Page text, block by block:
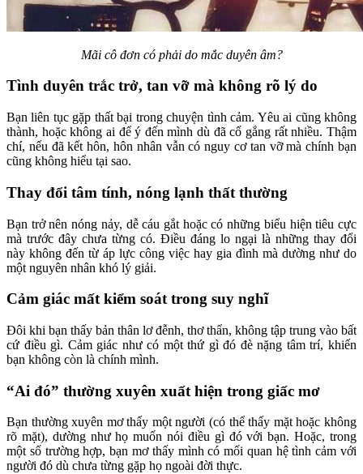
Mãi cô đơn có phải do mắc duyên âm?
Tình duyên trắc trở, tan vỡ mà không rõ lý do
Bạn liên tục gặp thất bại trong chuyện tình cảm. Yêu ai cũng không
thành, hoặc không ai để ý đến mình dù đã cố gắng rất nhiều. Thậm
chí, nếu đã kết hôn, hôn nhân vẫn có nguy cơ tan vỡ mà chính bạn
cũng không hiểu tại sao.
Thay đổi tâm tính, nóng lạnh thất thường
Bạn trở nên nóng nảy, dễ cáu gắt hoặc có những biểu hiện tiêu cực
mà trước đây chưa từng có. Điều đáng lo ngại là những thay đổi
này không đến từ áp lực công việc hay gia đình mà dường như do
một nguyên nhân khó lý giải.
Cảm giác mất kiểm soát trong suy nghĩ
Đôi khi bạn thấy bản thân lơ đễnh, thơ thẩn, không tập trung vào bất
cứ điều gì. Cảm giác như có một thứ gì đó đè nặng tâm trí, khiến
bạn không còn là chính mình.
“Ai đó” thường xuyên xuất hiện trong giấc mơ
Bạn thường xuyên mơ thấy một người (có thể thấy mặt hoặc không
rõ mặt), dường như họ muốn nói điều gì đó với bạn. Hoặc, trong
một số trường hợp, bạn mơ thấy mình có mối quan hệ tình cảm với
người đó dù chưa từng gặp họ ngoài đời thực.